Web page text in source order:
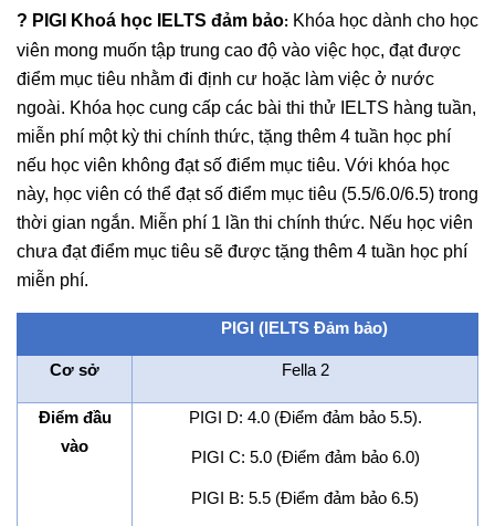
? PIGI Khoá học IELTS đảm bảo: Khóa học dành cho học
viên mong muốn tập trung cao độ vào việc học, đạt được
điểm mục tiêu nhằm đi định cư hoặc làm việc ở nước
ngoài. Khóa học cung cấp các bài thi thử IELTS hàng tuần,
miễn phí một kỳ thi chính thức, tặng thêm 4 tuần học phí
nếu học viên không đạt số điểm mục tiêu. Với khóa học
này, học viên có thể đạt số điểm mục tiêu (5.5/6.0/6.5) trong
thời gian ngắn. Miễn phí 1 lần thi chính thức. Nếu học viên
chưa đạt điểm mục tiêu sẽ được tặng thêm 4 tuần học phí
miễn phí.
PIGI (IELTS Đảm bảo)
Cơ sở Fella 2
Điểm đầu
vào
PIGI D: 4.0 (Điểm đảm bảo 5.5).
PIGI C: 5.0 (Điểm đảm bảo 6.0)
PIGI B: 5.5 (Điểm đảm bảo 6.5)